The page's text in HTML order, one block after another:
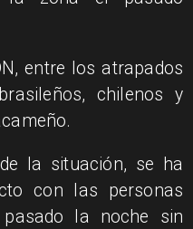
entre los atrapados
chilenos y
la situación, se ha
con las personas
la noche sin